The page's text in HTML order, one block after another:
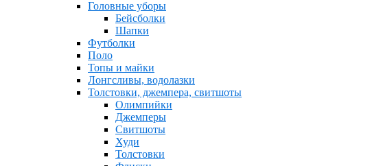
Головные уборы
Бейсболки
Шапки
Футболки
Поло
Топы и майки
Лонгсливы, водолазки
Толстовки, джемпера, свитшоты
Олимпийки
Джемперы
Свитшоты
Худи
Толстовки